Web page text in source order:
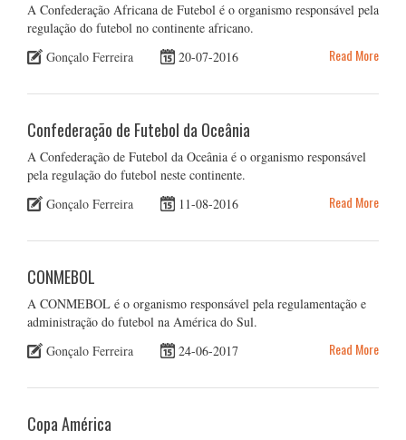
A Confederação Africana de Futebol é o organismo responsável pela
regulação do futebol no continente africano.
Gonçalo Ferreira
20-07-2016 Read More
Confederação de Futebol da Oceânia
A Confederação de Futebol da Oceânia é o organismo responsável
pela regulação do futebol neste continente.
Gonçalo Ferreira
11-08-2016 Read More
CONMEBOL
A CONMEBOL é o organismo responsável pela regulamentação e
administração do futebol na América do Sul.
Gonçalo Ferreira
24-06-2017 Read More
Copa América